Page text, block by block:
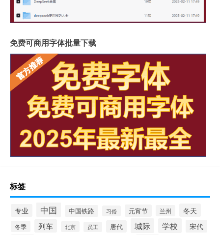
免费可商用字体批量下载
标签
专业 中国 中国铁路 习俗 元宵节 兰州 冬天
冬季 列车 北京 员工 唐代 城际 学校 宋代